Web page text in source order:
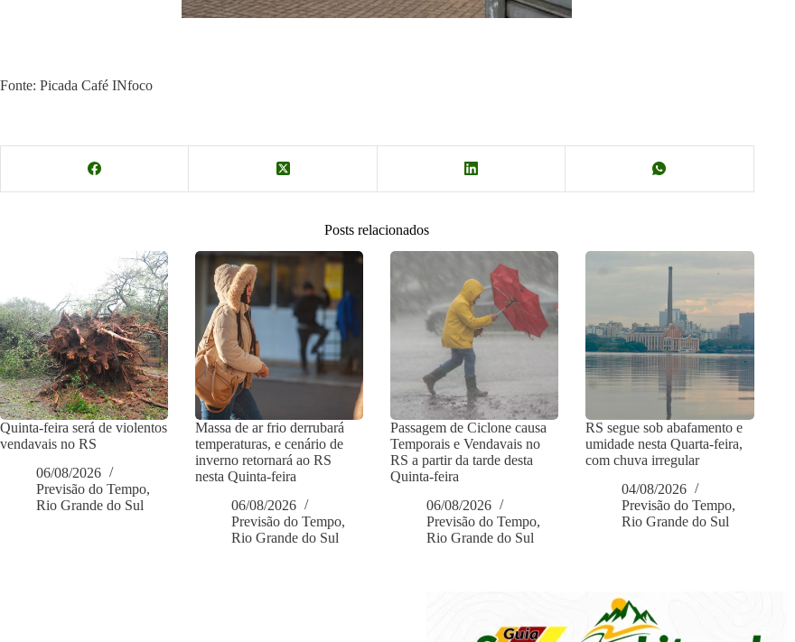
Fonte: Picada Café INfoco
Posts relacionados
Quinta-feira será de violentos
vendavais no RS
06/08/2026
Previsão do Tempo,
Rio Grande do Sul
Massa de ar frio derrubará
temperaturas, e cenário de
inverno retornará ao RS
nesta Quinta-feira
06/08/2026
Previsão do Tempo,
Rio Grande do Sul
Passagem de Ciclone causa
Temporais e Vendavais no
RS a partir da tarde desta
Quinta-feira
06/08/2026
Previsão do Tempo,
Rio Grande do Sul
RS segue sob abafamento e
umidade nesta Quarta-feira,
com chuva irregular
04/08/2026
Previsão do Tempo,
Rio Grande do Sul